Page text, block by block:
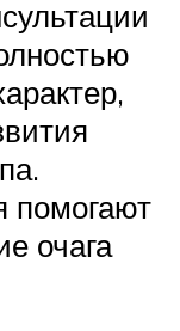
помогают
очага